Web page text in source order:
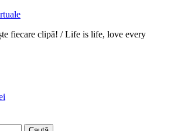
fiecare clipă! / Life is life, love every